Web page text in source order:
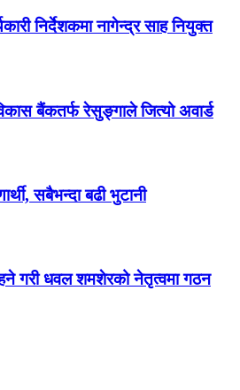
निर्देशकमा नागेन्द्र साह नियुक्त
बैंकतर्फ रेसुङ्गाले जित्यो अवार्ड
सबैभन्दा बढी भुटानी
गरी धवल शमशेरको नेतृत्वमा गठन